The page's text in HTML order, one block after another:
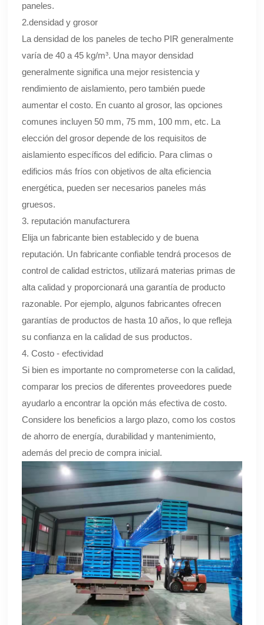
paneles.
2.densidad y grosor
La densidad de los paneles de techo PIR generalmente
varía de 40 a 45 kg/m³. Una mayor densidad
generalmente significa una mejor resistencia y
rendimiento de aislamiento, pero también puede
aumentar el costo. En cuanto al grosor, las opciones
comunes incluyen 50 mm, 75 mm, 100 mm, etc. La
elección del grosor depende de los requisitos de
aislamiento específicos del edificio. Para climas o
edificios más fríos con objetivos de alta eficiencia
energética, pueden ser necesarios paneles más
gruesos.
3. reputación manufacturera
Elija un fabricante bien establecido y de buena
reputación. Un fabricante confiable tendrá procesos de
control de calidad estrictos, utilizará materias primas de
alta calidad y proporcionará una garantía de producto
razonable. Por ejemplo, algunos fabricantes ofrecen
garantías de productos de hasta 10 años, lo que refleja
su confianza en la calidad de sus productos.
4. Costo - efectividad
Si bien es importante no comprometerse con la calidad,
comparar los precios de diferentes proveedores puede
ayudarlo a encontrar la opción más efectiva de costo.
Considere los beneficios a largo plazo, como los costos
de ahorro de energía, durabilidad y mantenimiento,
además del precio de compra inicial.